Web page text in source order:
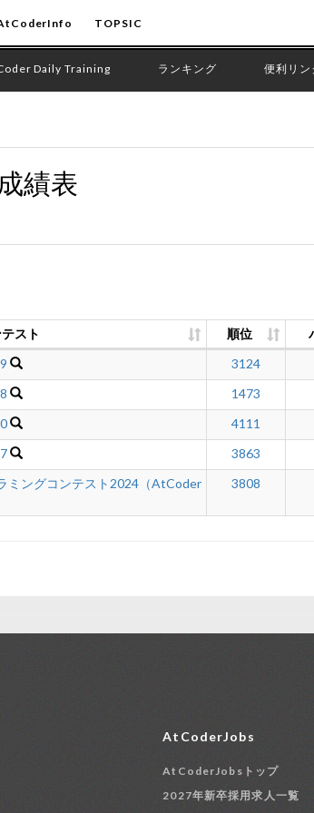
TOPSIC
Daily Training ランキング 便利リン
績表
スト 順位
3124
1473
4111
3863
ミングコンテスト2024（AtCoder
3808
AtCoderJobs
AtCoderJobsトップ
2027年新卒採用求人一覧